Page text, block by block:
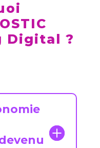
Digital ?